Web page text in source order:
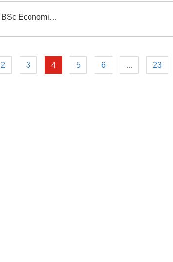
ECONOMICSANDMATHEMATICS BSc Economics and Mathematics
2 3 4 5 6 ... 23